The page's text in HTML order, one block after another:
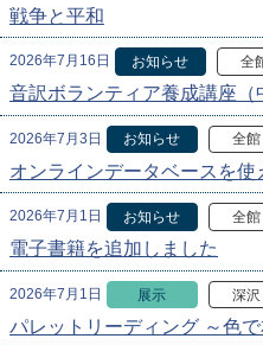
戦争と平和
2026年7月16日 お知らせ 全
音訳ボランティア養成講座（
2026年7月3日 お知らせ 全館
オンラインデータベースを使
2026年7月1日 お知らせ 全館
電子書籍を追加しました
2026年7月1日 展示 深沢
パレットリーディング ～色